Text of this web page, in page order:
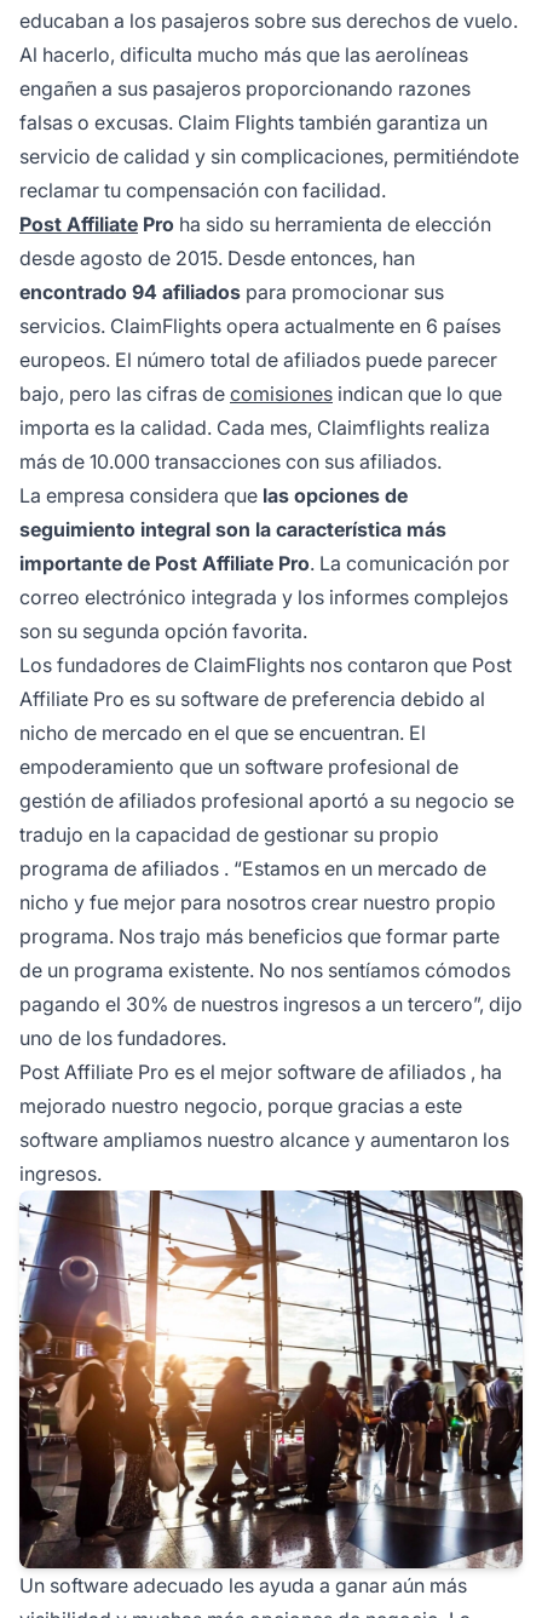
educaban a los pasajeros sobre sus derechos de vuelo.
Al hacerlo, dificulta mucho más que las aerolíneas
engañen a sus pasajeros proporcionando razones
falsas o excusas. Claim Flights también garantiza un
servicio de calidad y sin complicaciones, permitiéndote
reclamar tu compensación con facilidad.
Post Affiliate Pro ha sido su herramienta de elección
desde agosto de 2015. Desde entonces, han
encontrado 94 afiliados para promocionar sus
servicios. ClaimFlights opera actualmente en 6 países
europeos. El número total de afiliados puede parecer
bajo, pero las cifras de comisiones indican que lo que
importa es la calidad. Cada mes, Claimflights realiza
más de 10.000 transacciones con sus afiliados.
La empresa considera que las opciones de
seguimiento integral son la característica más
importante de Post Affiliate Pro. La comunicación por
correo electrónico integrada y los informes complejos
son su segunda opción favorita.
Los fundadores de ClaimFlights nos contaron que Post
Affiliate Pro es su software de preferencia debido al
nicho de mercado en el que se encuentran. El
empoderamiento que un software profesional de
gestión de afiliados profesional aportó a su negocio se
tradujo en la capacidad de gestionar su propio
programa de afiliados . “Estamos en un mercado de
nicho y fue mejor para nosotros crear nuestro propio
programa. Nos trajo más beneficios que formar parte
de un programa existente. No nos sentíamos cómodos
pagando el 30% de nuestros ingresos a un tercero”, dijo
uno de los fundadores.
Post Affiliate Pro es el mejor software de afiliados , ha
mejorado nuestro negocio, porque gracias a este
software ampliamos nuestro alcance y aumentaron los
ingresos.
Un software adecuado les ayuda a ganar aún más